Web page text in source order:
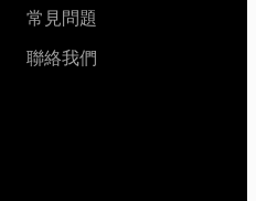
常見問題
聯絡我們